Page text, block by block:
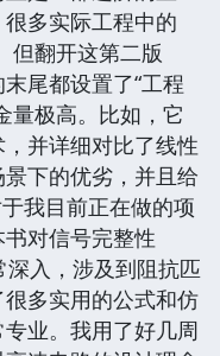
多实际工程中的
但翻开这第二版
尾都设置了“工程
量极高。比如，它
并详细对比了线性
下的优劣，并且给
我目前正在做的项
对信号完整性
入，涉及到阻抗匹
多实用的公式和仿
业。我用了好几周